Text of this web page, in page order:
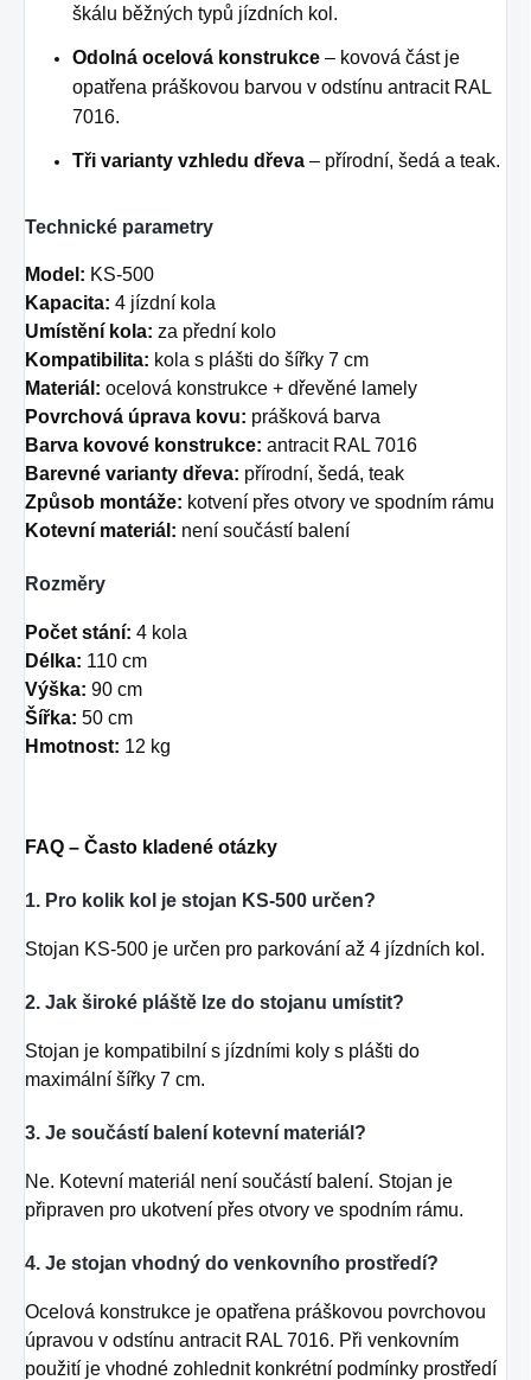
škálu běžných typů jízdních kol.
Odolná ocelová konstrukce – kovová část je
opatřena práškovou barvou v odstínu antracit RAL
7016.
Tři varianty vzhledu dřeva – přírodní, šedá a teak.
Technické parametry
Model: KS-500
Kapacita: 4 jízdní kola
Umístění kola: za přední kolo
Kompatibilita: kola s plášti do šířky 7 cm
Materiál: ocelová konstrukce + dřevěné lamely
Povrchová úprava kovu: prášková barva
Barva kovové konstrukce: antracit RAL 7016
Barevné varianty dřeva: přírodní, šedá, teak
Způsob montáže: kotvení přes otvory ve spodním rámu
Kotevní materiál: není součástí balení
Rozměry
Počet stání: 4 kola
Délka: 110 cm
Výška: 90 cm
Šířka: 50 cm
Hmotnost: 12 kg
FAQ – Často kladené otázky
1. Pro kolik kol je stojan KS-500 určen?
Stojan KS-500 je určen pro parkování až 4 jízdních kol.
2. Jak široké pláště lze do stojanu umístit?
Stojan je kompatibilní s jízdními koly s plášti do
maximální šířky 7 cm.
3. Je součástí balení kotevní materiál?
Ne. Kotevní materiál není součástí balení. Stojan je
připraven pro ukotvení přes otvory ve spodním rámu.
4. Je stojan vhodný do venkovního prostředí?
Ocelová konstrukce je opatřena práškovou povrchovou
úpravou v odstínu antracit RAL 7016. Při venkovním
použití je vhodné zohlednit konkrétní podmínky prostředí